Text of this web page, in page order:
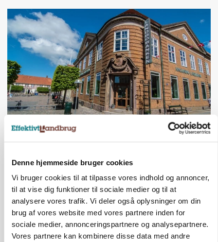
Denne hjemmeside bruger cookies
Vi bruger cookies til at tilpasse vores indhold og annoncer,
til at vise dig funktioner til sociale medier og til at
analysere vores trafik. Vi deler også oplysninger om din
brug af vores website med vores partnere inden for
sociale medier, annonceringspartnere og analysepartnere.
Vores partnere kan kombinere disse data med andre
BUSINESS
Lave grisepriser og nye regler øger landbobanks